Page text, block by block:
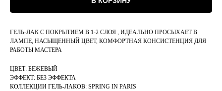
ГЕЛЬ-ЛАК С ПОКРЫТИЕМ В 1-2 СЛОЯ , ИДЕАЛЬНО ПРОСЫХАЕТ В
ЛАМПЕ, НАСЫЩЕННЫЙ ЦВЕТ, КОМФОРТНАЯ КОНСИСТЕНЦИЯ ДЛЯ
РАБОТЫ МАСТЕРА
ЦВЕТ: БЕЖЕВЫЙ
ЭФФЕКТ: БЕЗ ЭФФЕКТА
КОЛЛЕКЦИИ ГЕЛЬ-ЛАКОВ: SPRING IN PARIS